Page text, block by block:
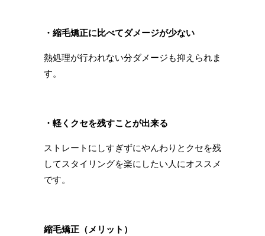
・縮毛矯正に比べてダメージが少ない
熱処理が行われない分ダメージも抑えられま
す。
・軽くクセを残すことが出来る
ストレートにしすぎずにやんわりとクセを残
してスタイリングを楽にしたい人にオススメ
です。
縮毛矯正（メリット）